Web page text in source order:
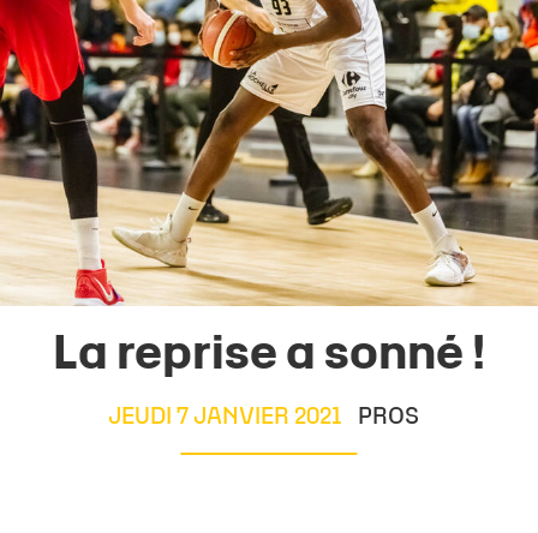
La reprise a sonné !
JEUDI 7 JANVIER 2021 PROS